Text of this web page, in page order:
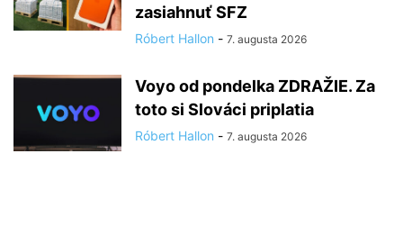
zasiahnuť SFZ
Róbert Hallon - 7. augusta 2026
Voyo od pondelka ZDRAŽIE. Za
toto si Slováci priplatia
Róbert Hallon - 7. augusta 2026